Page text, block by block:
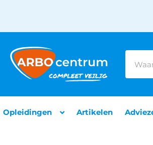
Opleidingen Artikelen